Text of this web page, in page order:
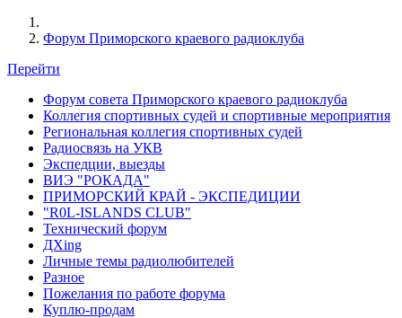
Форум Приморского краевого радиоклуба
Перейти
Форум совета Приморского краевого радиоклуба
Коллегия спортивных судей и спортивные мероприятия
Региональная коллегия спортивных судей
Радиосвязь на УКВ
Экспедции, выезды
ВИЭ "РОКАДА"
ПРИМОРСКИЙ КРАЙ - ЭКСПЕДИЦИИ
"R0L-ISLANDS CLUB"
Технический форум
ДХing
Личные темы радиолюбителей
Разное
Пожелания по работе форума
Куплю-продам